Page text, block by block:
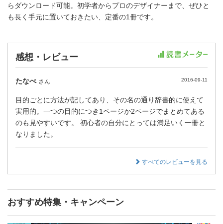
らダウンロード可能。初学者からプロのデザイナーまで、ぜひと
も長く手元に置いておきたい、定番の1冊です。
感想・レビュー
たなべ さん 2016-09-11
目的ごとに方法が記してあり、その名の通り辞書的に使えて
実用的。一つの目的につき1ページか2ページでまとめてある
のも見やすいです。 初心者の自分にとっては満足いく一冊と
なりました。
すべてのレビューを見る
おすすめ特集・キャンペーン